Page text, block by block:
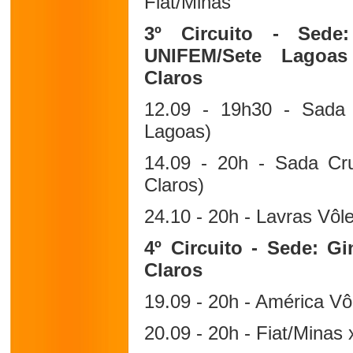
3º Circuito - Sede:
UNIFEM/Sete
Claros
12.09 - 19h30 - Sada
Lagoas)
14.09 - 20h - Sada
Claros)
24.10 - 20h - Lavras
4º Circuito - Sede:
Claros
19.09 - 20h - América
20.09 - 20h - Fiat/Minas